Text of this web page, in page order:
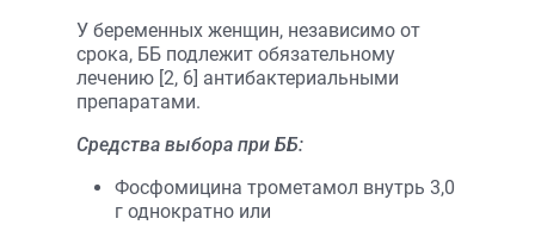
У беременных женщин, независимо от
срока, ББ подлежит обязательному
лечению [2, 6] антибактериальными
препаратами.
Средства выбора при ББ:
Фосфомицина трометамол внутрь 3,0
г однократно или